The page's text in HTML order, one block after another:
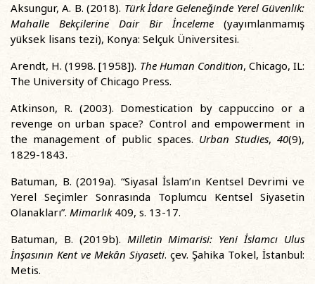
Aksungur, A. B. (2018). Türk İdare Geleneğinde Yerel Güvenlik:
Mahalle Bekçilerine Dair Bir İnceleme (yayımlanmamış
yüksek lisans tezi), Konya: Selçuk Üniversitesi.
Arendt, H. (1998. [1958]). The Human Condition, Chicago, IL:
The University of Chicago Press.
Atkinson, R. (2003). Domestication by cappuccino or a
revenge on urban space? Control and empowerment in
the management of public spaces. Urban Studies, 40(9),
1829-1843.
Batuman, B. (2019a). “Siyasal İslam’ın Kentsel Devrimi ve
Yerel Seçimler Sonrasında Toplumcu Kentsel Siyasetin
Olanakları”. Mimarlık409, s. 13-17.
Batuman, B. (2019b). Milletin Mimarisi: Yeni İslamcı Ulus
İnşasının Kent ve Mekân Siyaseti. çev. Şahika Tokel, İstanbul:
Metis.